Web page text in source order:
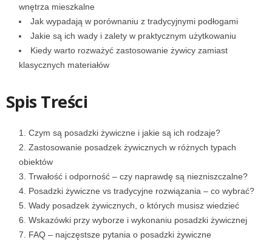
wnętrza mieszkalne
Jak wypadają w porównaniu z tradycyjnymi podłogami
Jakie są ich wady i zalety w praktycznym użytkowaniu
Kiedy warto rozważyć zastosowanie żywicy zamiast
klasycznych materiałów
Spis Treści
Czym są posadzki żywiczne i jakie są ich rodzaje?
Zastosowanie posadzek żywicznych w różnych typach
obiektów
Trwałość i odporność – czy naprawdę są niezniszczalne?
Posadzki żywiczne vs tradycyjne rozwiązania – co wybrać?
Wady posadzek żywicznych, o których musisz wiedzieć
Wskazówki przy wyborze i wykonaniu posadzki żywicznej
FAQ – najczęstsze pytania o posadzki żywiczne